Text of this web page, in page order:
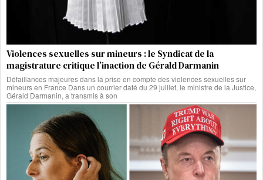
Violences sexuelles sur mineurs : le Syndicat de la
magistrature critique l’inaction de Gérald Darmanin
Défaillances majeures dans la prise en compte des violences sexuelles sur
mineurs en France Dans un courrier daté du 29 juillet, le ministre de la Justice,
Gérald Darmanin, a transmis à son